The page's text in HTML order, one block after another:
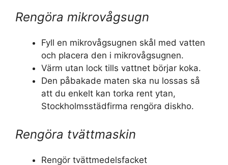
Rengöra mikrovågsugn
Fyll en mikrovågsugnen skål med vatten
och placera den i mikrovågsugnen.
Värm utan lock tills vattnet börjar koka.
Den påbakade maten ska nu lossas så
att du enkelt kan torka rent ytan,
Stockholmsstädfirma rengöra diskho.
Rengöra tvättmaskin
Rengör tvättmedelsfacket